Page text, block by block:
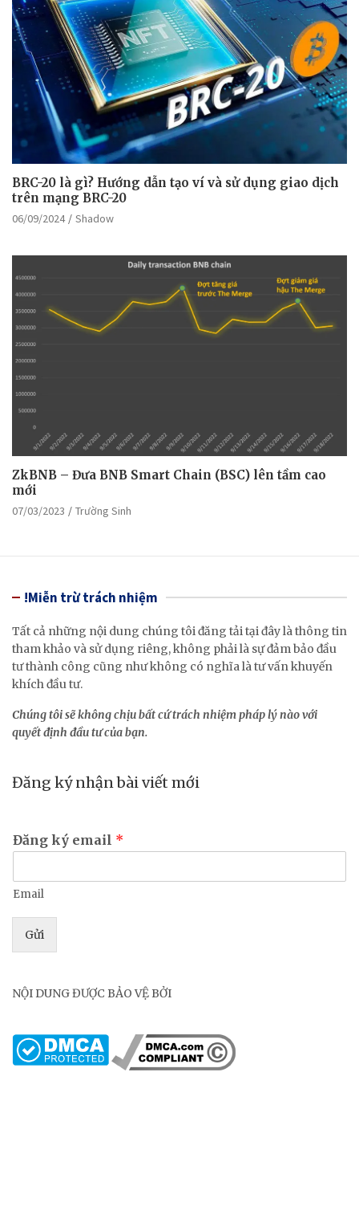
BRC-20 là gì? Hướng dẫn tạo ví và sử dụng giao dịch
trên mạng BRC-20
06/09/2024 Shadow
ZkBNB – Đưa BNB Smart Chain (BSC) lên tầm cao
mới
07/03/2023 Trường Sinh
!Miễn trừ trách nhiệm
Tất cả những nội dung chúng tôi đăng tải tại đây là thông tin
tham khảo và sử dụng riêng, không phải là sự đảm bảo đầu
tư thành công cũng như không có nghĩa là tư vấn khuyến
khích đầu tư.
Chúng tôi sẽ không chịu bất cứ trách nhiệm pháp lý nào với
quyết định đầu tư của bạn.
Đăng ký nhận bài viết mới
Đăng ký email *
Email
Gửi
NỘI DUNG ĐƯỢC BẢO VỆ BỞI